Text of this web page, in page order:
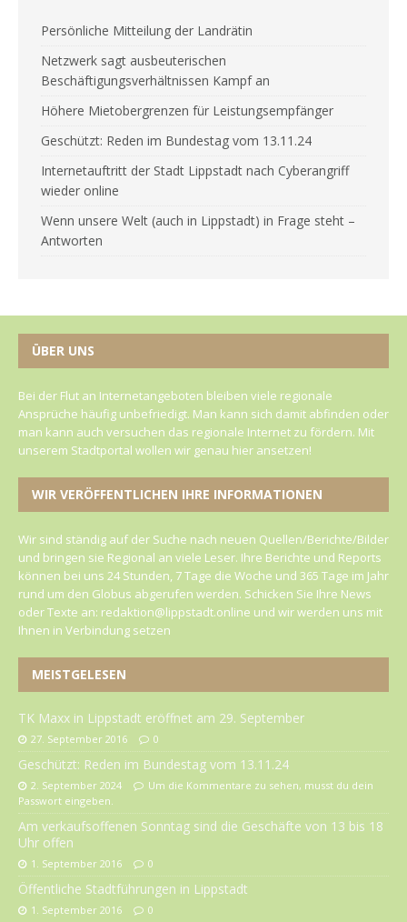
Persönliche Mitteilung der Landrätin
Netzwerk sagt ausbeuterischen
Beschäftigungsverhältnissen Kampf an
Höhere Mietobergrenzen für Leistungsempfänger
Geschützt: Reden im Bundestag vom 13.11.24
Internetauftritt der Stadt Lippstadt nach Cyberangriff
wieder online
Wenn unsere Welt (auch in Lippstadt) in Frage steht –
Antworten
ÜBER UNS
Bei der Flut an Internetangeboten bleiben viele regionale
Ansprüche häufig unbefriedigt. Man kann sich damit abfinden oder
man kann auch versuchen das regionale Internet zu fördern. Mit
unserem Stadtportal wollen wir genau hier ansetzen!
WIR VERÖFFENTLICHEN IHRE INFORMATIONEN
Wir sind ständig auf der Suche nach neuen Quellen/Berichte/Bilder
und bringen sie Regional an viele Leser. Ihre Berichte und Reports
können bei uns 24 Stunden, 7 Tage die Woche und 365 Tage im Jahr
rund um den Globus abgerufen werden. Schicken Sie Ihre News
oder Texte an: redaktion@lippstadt.online und wir werden uns mit
Ihnen in Verbindung setzen
MEISTGELESEN
TK Maxx in Lippstadt eröffnet am 29. September
27. September 2016 0
Geschützt: Reden im Bundestag vom 13.11.24
2. September 2024
Um die Kommentare zu sehen, musst du dein
Passwort eingeben.
Am verkaufsoffenen Sonntag sind die Geschäfte von 13 bis 18
Uhr offen
1. September 2016 0
Öffentliche Stadtführungen in Lippstadt
1. September 2016 0